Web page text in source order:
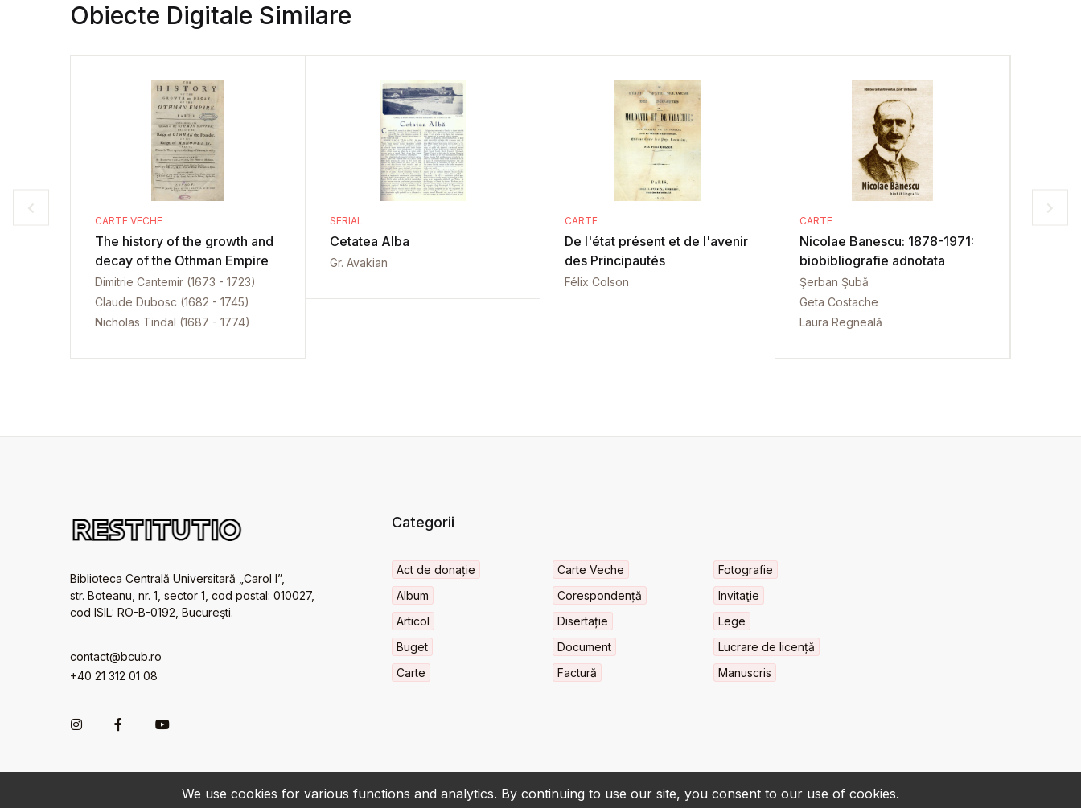
We use cookies for various functions and analytics. By continuing to use our site, you consent to our use of cookies.
Obiecte Digitale Similare
CARTE VECHE
The history of the growth and
decay of the Othman Empire
Dimitrie Cantemir (1673 - 1723)
Claude Dubosc (1682 - 1745)
Nicholas Tindal (1687 - 1774)
SERIAL
Cetatea Alba
Gr. Avakian
CARTE
De l'état présent et de l'avenir
des Principautés
Félix Colson
CARTE
Nicolae Banescu: 1878-1971:
biobibliografie adnotata
Şerban Şubă
Geta Costache
Laura Regneală
Biblioteca Centrală Universitară „Carol I”,
str. Boteanu, nr. 1, sector 1, cod postal: 010027,
cod ISIL: RO-B-0192, Bucureşti.
contact@bcub.ro
+40 21 312 01 08
Categorii
Act de donație
Album
Articol
Buget
Carte
Carte Veche
Corespondență
Disertație
Document
Factură
Fotografie
Invitaţie
Lege
Lucrare de licență
Manuscris